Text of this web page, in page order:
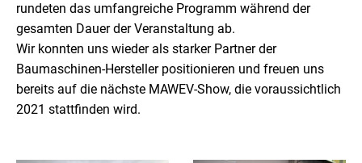
rundeten das umfangreiche Programm während der
gesamten Dauer der Veranstaltung ab.
Wir konnten uns wieder als starker Partner der
Baumaschinen-Hersteller positionieren und freuen uns
bereits auf die nächste MAWEV-Show, die voraussichtlich
2021 stattfinden wird.